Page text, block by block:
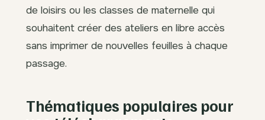
de loisirs ou les classes de maternelle qui
souhaitent créer des ateliers en libre accès
sans imprimer de nouvelles feuilles à chaque
passage.
Thématiques populaires pour